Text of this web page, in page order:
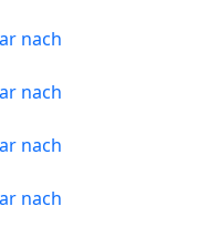
nach
nach
nach
nach